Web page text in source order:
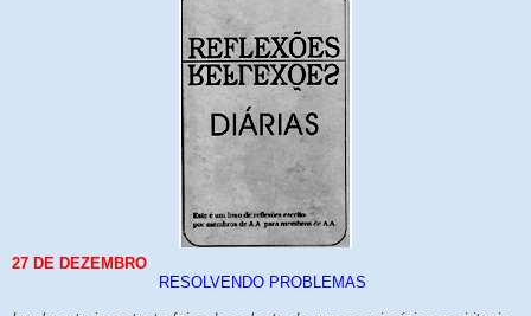
27 DE DEZEMBRO
RESOLVENDO PROBLEMAS